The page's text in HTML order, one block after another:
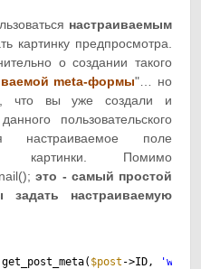
настраиваемым
картинку предпросмотра.
о создании такого
meta-формы"… но
что вы уже создали и
пользовательского
настраиваемое поле
Помимо
это - самый простой
настраиваемую
$post ->ID,